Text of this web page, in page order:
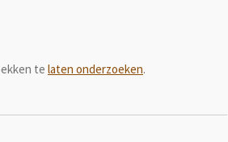
te laten onderzoeken.